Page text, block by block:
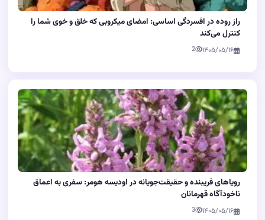
راز روده در افسردگی اساسی: امضای میکروبی که خلق و خوی شما را
کنترل می‌کند
۱۴۰۵/۰۵/۱۶ 2
رویاهای فریبنده و حقیقت‌جویانه در اودیسه هومر: سفری به اعماق
ناخودآگاه قهرمانان
۱۴۰۵/۰۵/۱۶ 3